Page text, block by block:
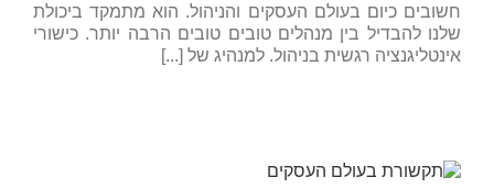
חשובים כיום בעולם העסקים והניהול. הוא מתמקד ביכולת
שלנו להבדיל בין מנהלים טובים טובים הרבה יותר. כישורי
אינטליגנציה רגשית בניהול. למנהיג של [...]